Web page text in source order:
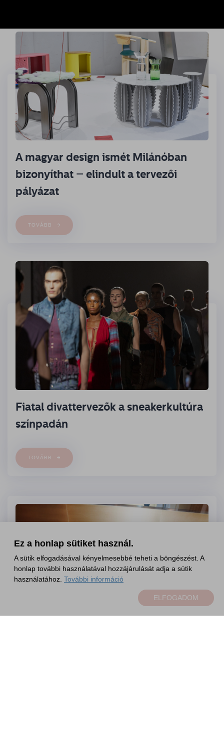
A magyar design ismét Milánóban
bizonyíthat – elindult a tervezői
pályázat
TOVÁBB
Fiatal divattervezők a sneakerkultúra
színpadán
TOVÁBB
Ez a honlap sütiket használ.
A sütik elfogadásával kényelmesebbé teheti a böngészést. A
honlap további használatával hozzájárulását adja a sütik
használatához. További információ
ELFOGADOM